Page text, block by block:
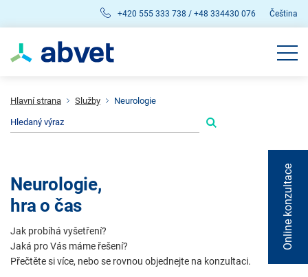
+420 555 333 738 / +48 334430 076 Čeština
Hlavní strana Služby Neurologie
Neurologie,
hra o čas
Jak probíhá vyšetření?
Jaká pro Vás máme řešení?
Přečtěte si více, nebo se rovnou objednejte na konzultaci.
Online konzultace